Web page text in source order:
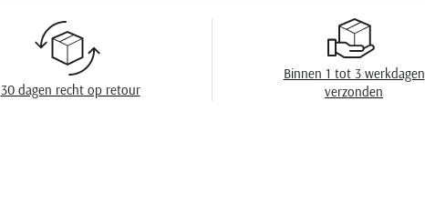
Boord
Borstzak
Manchet
30 dagen recht op retour
Binnen 1 tot 3 werkdagen
verzonden